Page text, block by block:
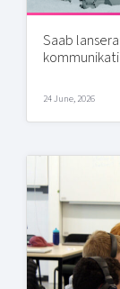
Saab
24 June, 2026